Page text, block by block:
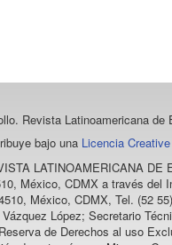
Revista Latinoamericana de
bajo una Licencia
LATINOAMERICANA DE
México, CDMX a través
México, CDMX, Tel. (52
López; Secretario
de Derechos al uso